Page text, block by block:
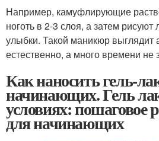
Например, камуфлирующие
ноготь в 2-3 слоя, а затем рисуют
улыбки. Такой маникюр выглядит
естественно, а много времени не
Как наносить гель-
начинающих. Гель
условиях: пошаговое
для начинающих